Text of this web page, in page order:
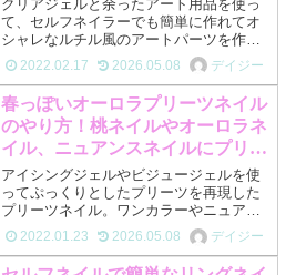
クリアジェルと余ったアート用品を使っ
て、セルフネイラーでも簡単に作れてオ
シャレなルチル風のアートパーツを作成
します。工程もとってもシンプルなが
ら、アートのワンポイントに使うとグッ
とネイルアートが映えるので作っておい
て損はありません！またシー...
2022.02.17 2026.05.08 デイジー
春っぽいオーロラプリーツネイル
のやり方！桃ネイルやオーロラネ
イル、ニュアンスネイルにプリー
ツを重ねて可愛めネイルに。
アイシングジェルやビジュージェルを使
ってぷっくりとしたプリーツを再現した
プリーツネイル。ワンカラーやニュアン
スネイル、オーロラネイルなど既存のア
ートに追加するだけで、雰囲気がガラッ
と変わります！マーメイドネイルなどセ
2022.01.23 2026.05.08 デイジー